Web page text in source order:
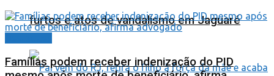
furtos e atos de vandalismo em Jaguaré
Famílias podem receber indenização do PID